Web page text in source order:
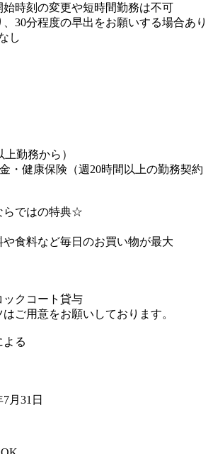
時刻の変更や短時間勤務は不可
30分程度の早出をお願いする場合あり
し
勤務から）
・健康保険（週20時間以上の勤務契約
らではの特典☆
食料など毎日のお買い物が最大
クコート貸与
ご用意をお願いしております。
る
月31日